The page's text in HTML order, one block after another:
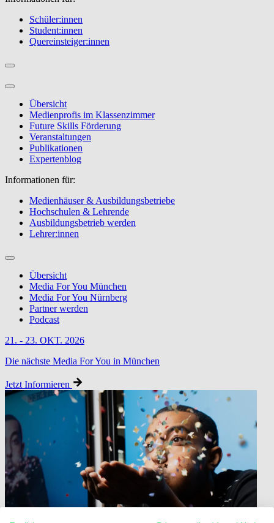
Schüler:innen
Student:innen
Quereinsteiger:innen
Übersicht
Medienprofis im Klassenzimmer
Future Skills Förderung
Veranstaltungen
Publikationen
Expertenblog
Informationen für:
Medienhäuser & Ausbildungsbetriebe
Hochschulen & Lehrende
Ausbildungsbetrieb werden
Lehrer:innen
Übersicht
Media For You München
Media For You Nürnberg
Partner werden
Podcast
21. - 23. OKT. 2026
Die nächste Media For You in München
Jetzt Informieren